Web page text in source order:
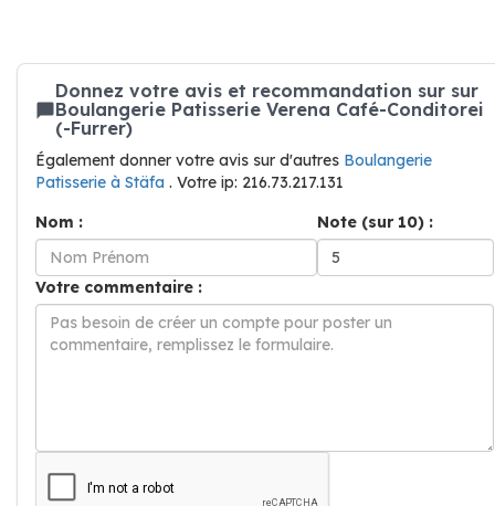
Donnez votre avis et recommandation sur sur
Boulangerie Patisserie Verena Café-Conditorei
(-Furrer)
Également donner votre avis sur d'autres Boulangerie
Patisserie à Stäfa . Votre ip: 216.73.217.131
Nom :
Note (sur 10) :
Votre commentaire :